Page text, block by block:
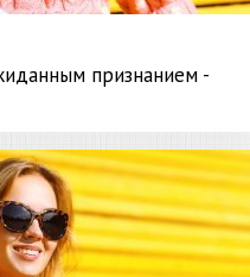
признанием -